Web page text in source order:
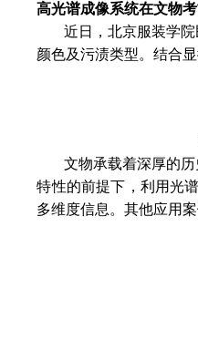
高光谱成像系统在文物
近日，北京服装学
颜色及污渍类型。结合
文物承载着深厚的
特性的前提下，利用光
多维度信息。其他应用